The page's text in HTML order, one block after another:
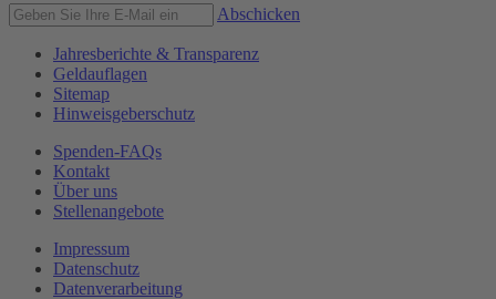
Abschicken
Jahresberichte & Transparenz
Geldauflagen
Sitemap
Hinweisgeberschutz
Spenden-FAQs
Kontakt
Über uns
Stellenangebote
Impressum
Datenschutz
Datenverarbeitung